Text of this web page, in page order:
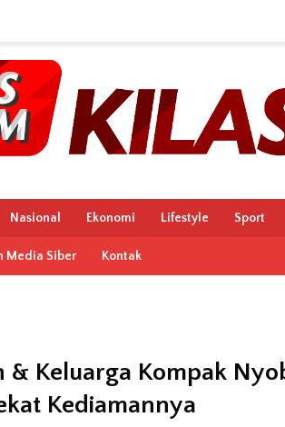
Nasional Ekonomi Lifestyle Sport
Media Siber Kontak
& Keluarga Kompak
Kediamannya